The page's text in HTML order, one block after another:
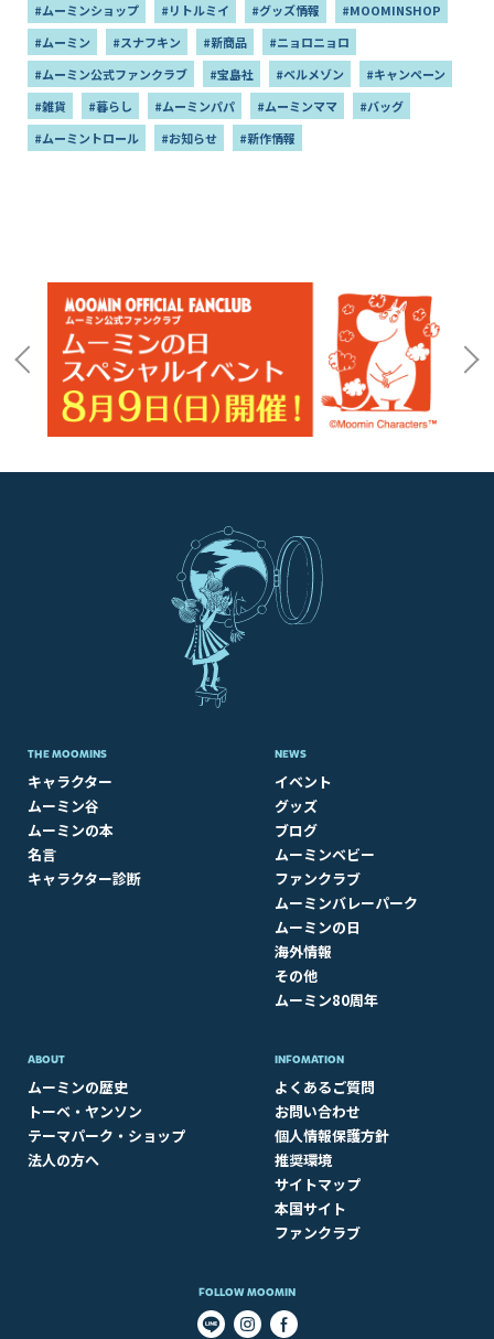
#ムーミンショップ #リトルミイ #グッズ情報
#MOOMINSHOP
#ムーミン
#スナフキン #新商品
#ニョロニョロ
#ムーミン公式ファンクラブ
#宝島社 #ベルメゾン
#キャンペーン
#雑貨
#暮らし #ムーミンパパ #ムーミンママ
#バッグ
#ムーミントロール
#お知らせ #新作情報
THE MOOMINS
キャラクター
ムーミン谷
ムーミンの本
名言
キャラクター診断
NEWS
イベント
グッズ
ブログ
ムーミンベビー
ファンクラブ
ムーミンバレーパーク
ムーミンの日
海外情報
その他
ムーミン80周年
ABOUT​
ムーミンの歴史
トーベ・ヤンソン
テーマパーク・ショップ
法人の方へ
INFOMATION
よくあるご質問
お問い合わせ
個人情報保護方針
推奨環境
サイトマップ
本国サイト
ファンクラブ
FOLLOW MOOMIN